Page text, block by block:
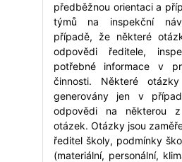
předběžnou orientaci a
týmů na inspekční
případě, že některé
odpovědi ředitele,
potřebné informace v
činnosti. Některé
generovány jen v
odpovědi na některou z
otázek. Otázky jsou
ředitel školy, podmínky
(materiální, personální,